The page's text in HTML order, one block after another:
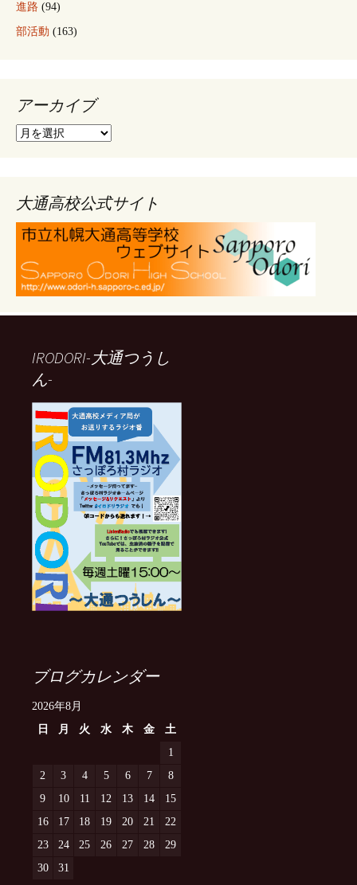
進路 (94)
部活動 (163)
アーカイブ
ア
ブ
大通高校公式サイト
IRODORI-大通つうし
ん-
ブログカレンダー
2026年8月
日
月 火 水 木 金
土
1
2
3 4 5 6 7
8
9
10 11 12 13 14
15
16
17 18 19 20 21
22
23
24 25 26 27 28
29
30
31